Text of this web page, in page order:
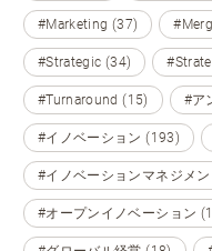
#Marketing (37)
#Strategic (34)
#Turnaround (15) #ア
#イノベーション (193)
#イノベーションマネジメ
#オープンイノベーション